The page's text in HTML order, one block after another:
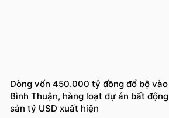
Dòng vốn 450.000 tỷ đồng đổ bộ vào
Bình Thuận, hàng loạt dự án bất động
sản tỷ USD xuất hiện